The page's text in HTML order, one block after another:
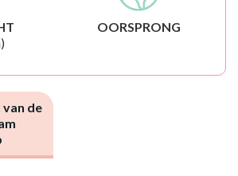
OORSPRONG
de